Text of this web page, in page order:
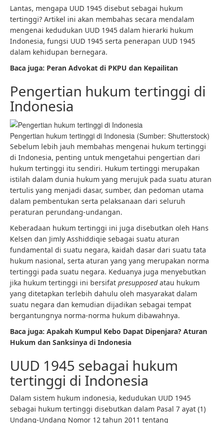
Lantas, mengapa UUD 1945 disebut sebagai hukum
tertinggi? Artikel ini akan membahas secara mendalam
mengenai kedudukan UUD 1945 dalam hierarki hukum
Indonesia, fungsi UUD 1945 serta penerapan UUD 1945
dalam kehidupan bernegara.
Baca juga: Peran Advokat di PKPU dan Kepailitan
Pengertian hukum tertinggi di
Indonesia
Pengertian hukum tertinggi di Indonesia (Sumber: Shutterstock)
Sebelum lebih jauh membahas mengenai hukum tertinggi
di Indonesia, penting untuk mengetahui pengertian dari
hukum tertinggi itu sendiri. Hukum tertinggi merupakan
istilah dalam dunia hukum yang merujuk pada suatu aturan
tertulis yang menjadi dasar, sumber, dan pedoman utama
dalam pembentukan serta pelaksanaan dari seluruh
peraturan perundang-undangan.
Keberadaan hukum tertinggi ini juga disebutkan oleh Hans
Kelsen dan Jimly Asshiddiqie sebagai suatu aturan
fundamental di suatu negara, kaidah dasar dari suatu tata
hukum nasional, serta aturan yang yang merupakan norma
tertinggi pada suatu negara. Keduanya juga menyebutkan
jika hukum tertinggi ini bersifat presupposedatau hukum
yang ditetapkan terlebih dahulu oleh masyarakat dalam
suatu negara dan kemudian dijadikan sebagai tempat
bergantungnya norma-norma hukum dibawahnya.
Baca juga: Apakah Kumpul Kebo Dapat Dipenjara? Aturan
Hukum dan Sanksinya di Indonesia
UUD 1945 sebagai hukum
tertinggi di Indonesia
Dalam sistem hukum indonesia, kedudukan UUD 1945
sebagai hukum tertinggi disebutkan dalam Pasal 7 ayat (1)
Undang-Undang Nomor 12 tahun 2011 tentang